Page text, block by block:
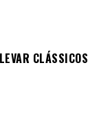
CLÁSSICOS